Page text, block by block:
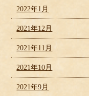
2022年1月
2021年12月
2021年11月
2021年10月
2021年9月